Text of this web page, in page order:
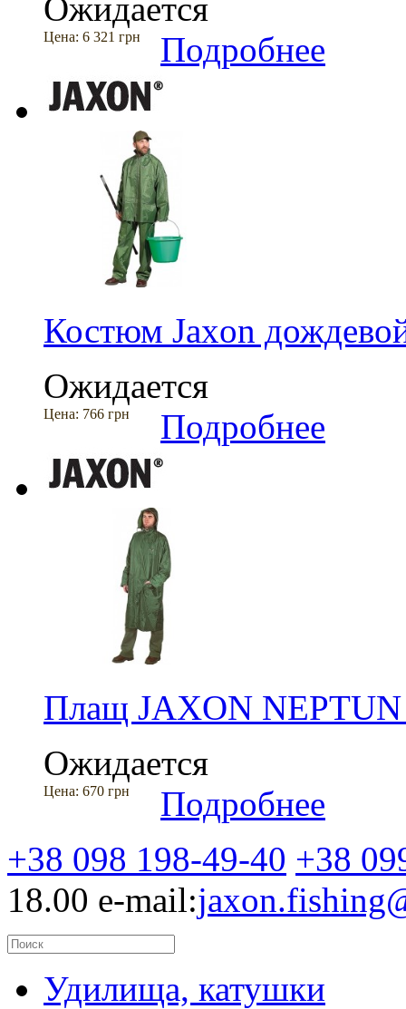
Ожидается
Цена: 6 321 грн Подробнее
Костюм Jaxon
Ожидается
Цена: 766 грн Подробнее
Плащ JAXON
Ожидается
Цена: 670 грн
Подробнее
+38 098 198-49-40 +38
18.00 e-mail:
Удилища, катушки